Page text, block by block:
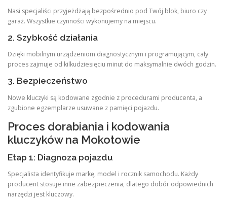
Nasi specjaliści przyjeżdżają bezpośrednio pod Twój blok, biuro czy
garaż. Wszystkie czynności wykonujemy na miejscu.
2. Szybkość działania
Dzięki mobilnym urządzeniom diagnostycznym i programującym, cały
proces zajmuje od kilkudziesięciu minut do maksymalnie dwóch godzin.
3. Bezpieczeństwo
Nowe kluczyki są kodowane zgodnie z procedurami producenta, a
zgubione egzemplarze usuwane z pamięci pojazdu.
Proces dorabiania i kodowania
kluczyków na Mokotowie
Etap 1: Diagnoza pojazdu
Specjalista identyfikuje markę, model i rocznik samochodu. Każdy
producent stosuje inne zabezpieczenia, dlatego dobór odpowiednich
narzędzi jest kluczowy.